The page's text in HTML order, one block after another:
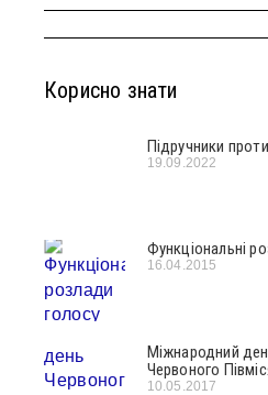
Корисно знати
Підручники
19.09.2022
Функціональні
16.04.2015
Міжнародний
Червоного
10.05.2017